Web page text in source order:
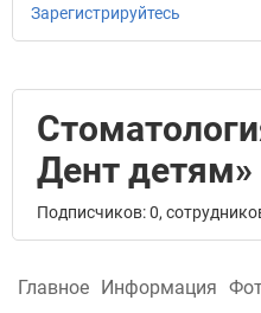
Зарегистрируйтесь
Дент детям»
Подписчиков: 0,
Главное Информация